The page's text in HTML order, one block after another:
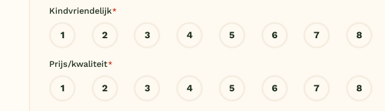
Kindvriendelijk*
1 2 3 4 5 6 7 8
Prijs/kwaliteit*
1 2 3 4 5 6 7 8